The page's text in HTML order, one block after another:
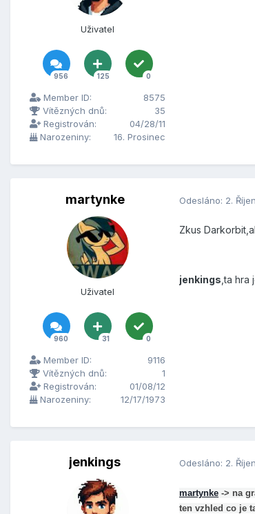
Uživatel
956 125 0
Member ID:
8575
Vítězných dnů:
35
Registrován:
04/28/11
Narozeniny:
16. Prosinec
martynke
Uživatel
960 31 0
Member ID:
9116
Vítězných dnů:
1
Registrován:
01/08/12
Narozeniny:
12/17/1973
Odesláno: 2.
Zkus
jenkings ,ta hra
jenkings Odesláno: 2.
martynke -> na
ten vzhled co je